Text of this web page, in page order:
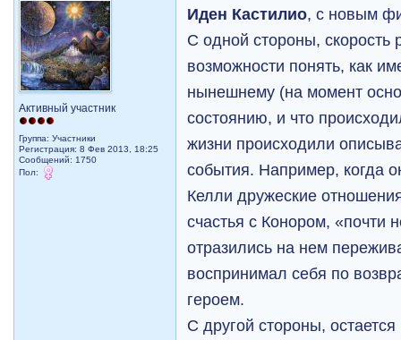
Активный участник
Группа: Участники
Регистрация: 8 Фев 2013, 18:25
Сообщений: 1750
Пол:
Иден Кастилио, с новым
С одной стороны, скорость
возможности понять, как
нынешнему (на момент
состоянию, и что
жизни происходили
события. Например, когда
Келли дружеские
счастья с Конором, «почти
отразились на нем
воспринимал себя по
героем.
С другой стороны,